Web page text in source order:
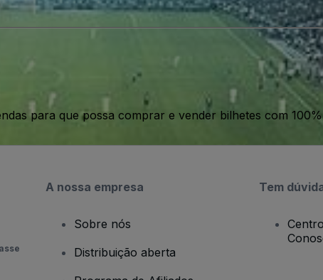
para que possa comprar e vender bilhetes com
A nossa empresa
Sobre nós
Distribuição aberta
Tem